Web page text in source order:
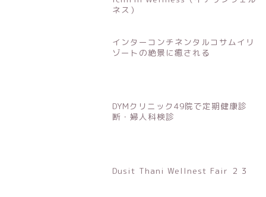
ネス）
インターコンチネンタルコサムイリ
ゾートの絶景に癒される
DYMクリニック49院で定期健康診
断・婦人科検診
Dusit Thani Wellnest Fair ２３